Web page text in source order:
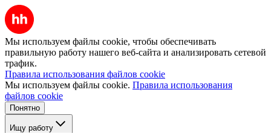
Мы используем файлы cookie, чтобы обеспечивать
правильную работу нашего веб-сайта и анализировать сетевой
трафик.
Правила использования файлов cookie
Мы используем файлы cookie. Правила использования
файлов cookie
Понятно
Ищу работу